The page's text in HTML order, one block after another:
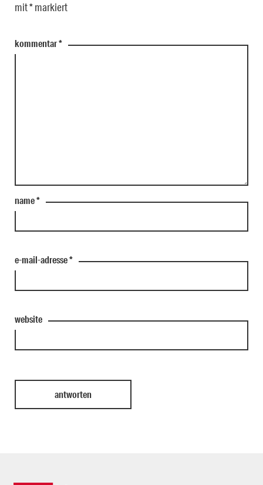
mit*markiert
kommentar*
name*
e-mail-adresse*
website